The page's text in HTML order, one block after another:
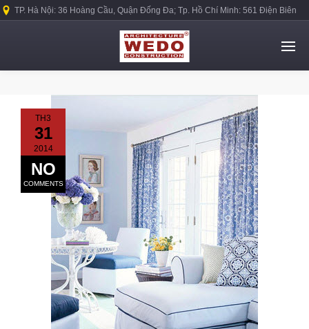
TP. Hà Nội: 36 Hoàng Cầu, Quận Đống Đa; Tp. Hồ Chí Minh: 561 Điện Biên
TH3
31
2014
NO
COMMENTS